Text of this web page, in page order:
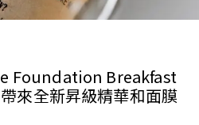
Foundation Breakfast
來全新昇級精華和面膜